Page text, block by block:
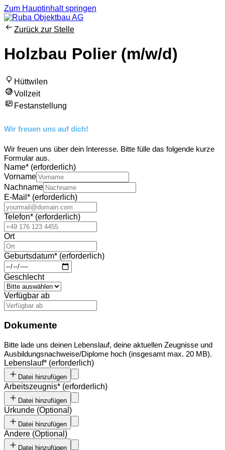
Zum Hauptinhalt springen
Zurück zur Stelle
Holzbau Polier (m/w/d)
Hüttwilen
Vollzeit
Festanstellung
Wir freuen uns auf dich!
Wir freuen uns über dein Interesse. Bitte fülle das folgende kurze
Formular aus.
Name* (erforderlich)
Vorname
Nachname
E-Mail * (erforderlich)
Telefon* (erforderlich)
Ort
Geburtsdatum* (erforderlich)
Geschlecht
Verfügbar ab
Dokumente
Bitte lade uns deinen Lebenslauf, deine aktuellen Zeugnisse und
Ausbildungsnachweise/Diplome hoch (insgesamt max. 20 MB).
Lebenslauf* (erforderlich)
Datei hinzufügen
Arbeitszeugnis* (erforderlich)
Datei hinzufügen
Urkunde (Optional )
Datei hinzufügen
Andere (Optional )
Datei hinzufügen